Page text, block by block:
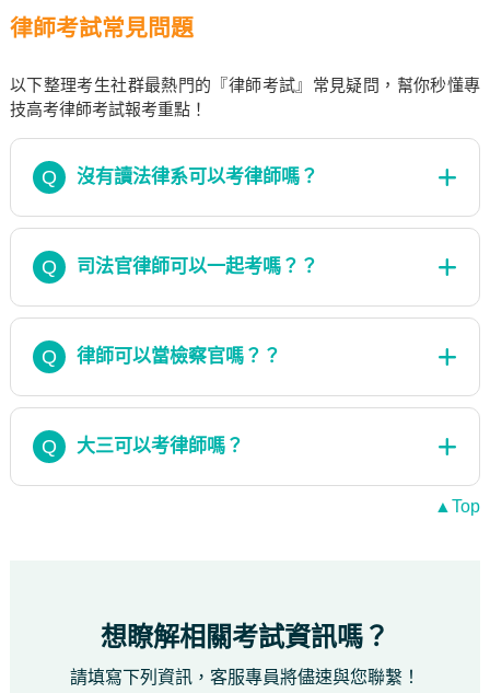
律師考試常見問題
以下整理考生社群最熱門的『律師考試』常見疑問，幫你秒懂專
技高考律師考試報考重點！
Q 沒有讀法律系可以考律師嗎？
Q 司法官律師可以一起考嗎？？
Q 律師可以當檢察官嗎？？
Q 大三可以考律師嗎？
▲Top
想瞭解相關考試資訊嗎？
請填寫下列資訊，客服專員將儘速與您聯繫！